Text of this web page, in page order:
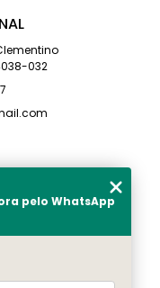
032
pelo WhatsApp